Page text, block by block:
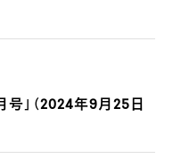
」（2024年9月25日